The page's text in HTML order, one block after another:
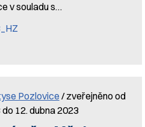
v souladu s…
Pozlovice / zveřejněno od
12. dubna 2023